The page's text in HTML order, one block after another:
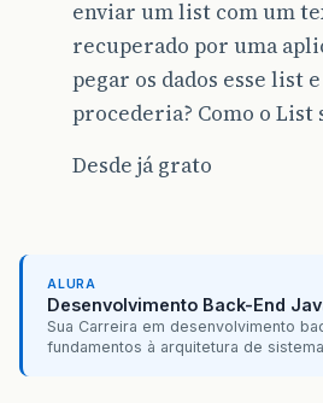
enviar um list com um
recuperado por uma
pegar os dados esse list
procederia? Como o
Desde já grato
ALURA
Desenvolvimento Back-End
Sua Carreira em desenvolvimento
fundamentos à arquitetura de